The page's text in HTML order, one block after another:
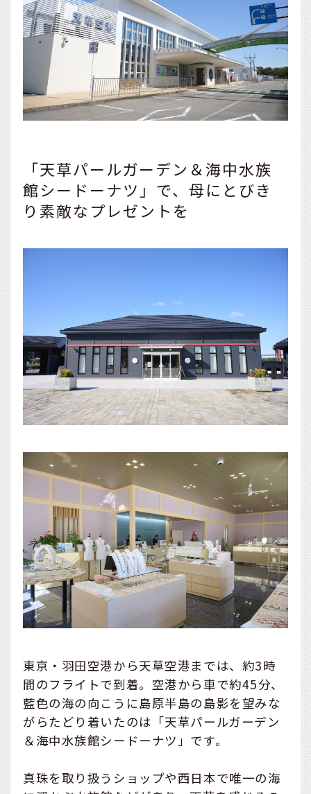
「天草パールガーデン＆海中水族
館シードーナツ」で、母にとびき
り素敵なプレゼントを
東京・羽田空港から天草空港までは、約3時
間のフライトで到着。空港から車で約45分、
藍色の海の向こうに島原半島の島影を望みな
がらたどり着いたのは「天草パールガーデン
＆海中水族館シードーナツ」です。
真珠を取り扱うショップや西日本で唯一の海